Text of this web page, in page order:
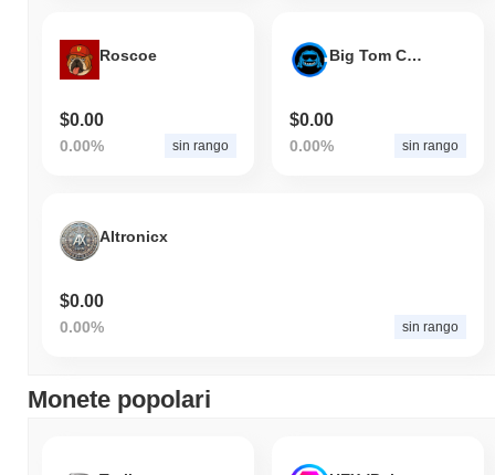
Roscoe
$0.00
0.00% sin rango
Big Tom Coin
$0.00
0.00% sin rango
Altronicx
$0.00
0.00% sin rango
Monete popolari